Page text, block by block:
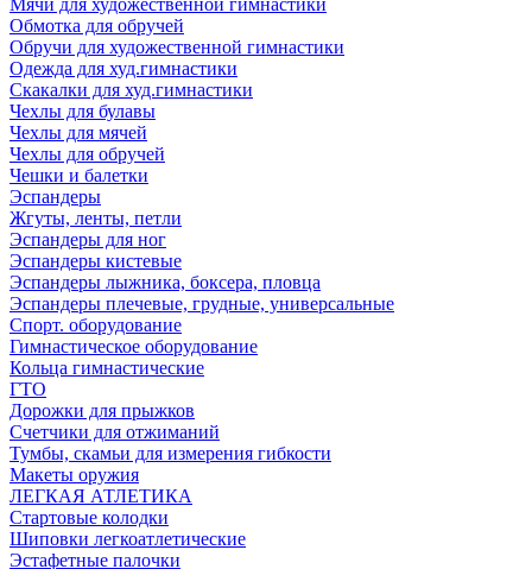
Мячи для художественной гимнастики
Обмотка для обручей
Обручи для художественной гимнастики
Одежда для худ.гимнастики
Скакалки для худ.гимнастики
Чехлы для булавы
Чехлы для мячей
Чехлы для обручей
Чешки и балетки
Эспандеры
Жгуты, ленты, петли
Эспандеры для ног
Эспандеры кистевые
Эспандеры лыжника, боксера, пловца
Эспандеры плечевые, грудные, универсальные
Спорт. оборудование
Гимнастическое оборудование
Кольца гимнастические
ГТО
Дорожки для прыжков
Счетчики для отжиманий
Тумбы, скамьи для измерения гибкости
Макеты оружия
ЛЕГКАЯ АТЛЕТИКА
Стартовые колодки
Шиповки легкоатлетические
Эстафетные палочки